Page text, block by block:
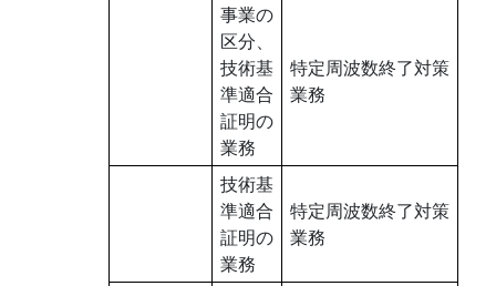
事業の
区分、
技術基
準適合
証明の
業務
特定周波数終了対策
業務
技術基
準適合
証明の
業務
特定周波数終了対策
業務